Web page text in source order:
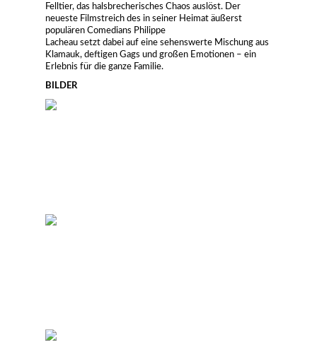
Felltier, das halsbrecherisches Chaos auslöst. Der
neueste Filmstreich des in seiner Heimat äußerst
populären Comedians Philippe
Lacheau setzt dabei auf eine sehenswerte Mischung aus
Klamauk, deftigen Gags und großen Emotionen – ein
Erlebnis für die ganze Familie.
BILDER